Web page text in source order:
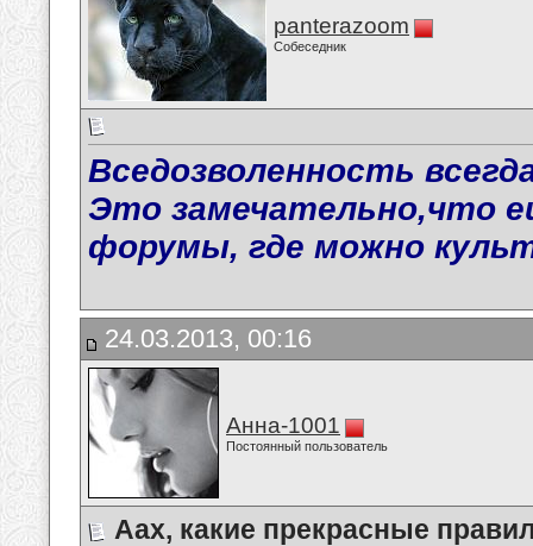
panterazoom
Собеседник
Вседозволенность
Это замечательно,что
форумы, где можно
24.03.2013, 00:16
Анна-1001
Постоянный пользователь
Аах, какие прекрасные